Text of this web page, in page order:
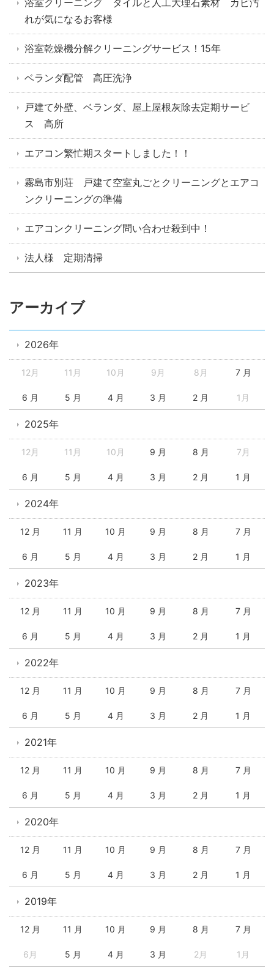
浴室クリーニング タイルと人工大理石素材 カビ汚
れが気になるお客様
浴室乾燥機分解クリーニングサービス！15年
ベランダ配管 高圧洗浄
戸建て外壁、ベランダ、屋上屋根灰除去定期サービ
ス 高所
エアコン繁忙期スタートしました！！
霧島市別荘 戸建て空室丸ごとクリーニングとエアコ
ンクリーニングの準備
エアコンクリーニング問い合わせ殺到中！
法人様 定期清掃
アーカイブ
2026年
12月 11月 10月 9月 8月 7 月
6 月 5 月 4 月 3 月 2 月 1月
2025年
12月 11月 10月 9 月 8 月 7月
6 月 5 月 4 月 3 月 2 月 1 月
2024年
12 月 11 月 10 月 9 月 8 月 7 月
6 月 5 月 4 月 3 月 2 月 1 月
2023年
12 月 11 月 10 月 9 月 8 月 7 月
6 月 5 月 4 月 3 月 2 月 1 月
2022年
12 月 11 月 10 月 9 月 8 月 7 月
6 月 5 月 4 月 3 月 2 月 1 月
2021年
12 月 11 月 10 月 9 月 8 月 7 月
6 月 5 月 4 月 3 月 2 月 1 月
2020年
12 月 11 月 10 月 9 月 8 月 7 月
6 月 5 月 4 月 3 月 2 月 1 月
2019年
12 月 11 月 10 月 9 月 8 月 7 月
6月 5 月 4 月 3 月 2月 1月